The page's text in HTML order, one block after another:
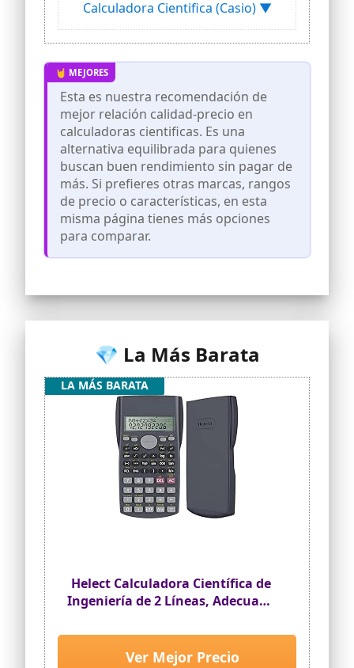
parentesis
Matemáticas elementales: cálculo de
fracciones, cálculo de porcentajes,
factorización en números primos, cotas
dimensionales angulares, converiones
entre deg/ rad/ grad, conversión de
coordenadas pol ÷ rec
Matemáticas elementales: funciones
trigonométricas, funciones hiperbólicas,
exponente, funciones matemáticas y
cálculos en el sistema sexagesimal
Estadística: cálculo de totales,
desviaciones estándares para valores
agrupados y no agrupados, análisis de
regresión y permutación (npr),
combinatoria (ncr)
Calculadora Cientifica (Casio) ▼
Esta es nuestra recomendación de
mejor relación calidad-precio en
calculadoras cientificas. Es una
alternativa equilibrada para quienes
buscan buen rendimiento sin pagar de
más. Si prefieres otras marcas, rangos
de precio o características, en esta
misma página tienes más opciones
para comparar.
💎 La Más Barata
Helect Calculadora Científica de
Ingeniería de 2 Líneas, Adecuada
Negro
Ver Mejor Precio
LA MÁS BARATA